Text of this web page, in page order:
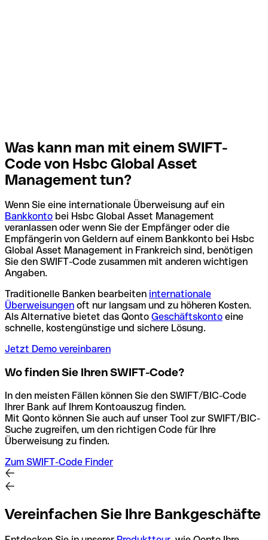
Was kann man mit einem SWIFT-
Code von Hsbc Global Asset
Management tun?
Wenn Sie eine internationale Überweisung auf ein
Bankkonto bei Hsbc Global Asset Management
veranlassen oder wenn Sie der Empfänger oder die
Empfängerin von Geldern auf einem Bankkonto bei Hsbc
Global Asset Management in Frankreich sind, benötigen
Sie den SWIFT-Code zusammen mit anderen wichtigen
Angaben.
Traditionelle Banken bearbeiten internationale
Überweisungen oft nur langsam und zu höheren Kosten.
Als Alternative bietet das Qonto Geschäftskonto eine
schnelle, kostengünstige und sichere Lösung.
Jetzt Demo vereinbaren
Wo finden Sie Ihren SWIFT-Code?
In den meisten Fällen können Sie den SWIFT/BIC-Code
Ihrer Bank auf Ihrem Kontoauszug finden.
Mit Qonto können Sie auch auf unser Tool zur SWIFT/BIC-
Suche zugreifen, um den richtigen Code für Ihre
Überweisung zu finden.
Zum SWIFT-Code Finder
Vereinfachen Sie Ihre Bankgeschäfte